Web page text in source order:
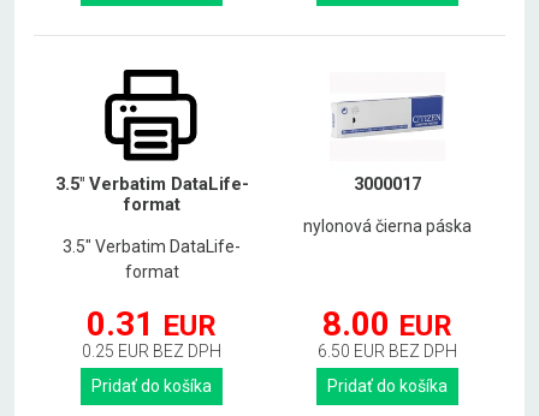
3.5" Verbatim DataLife-
format
3.5" Verbatim DataLife-
format
0.31 EUR
0.25 EUR BEZ DPH
Pridať do košíka
3000017
nylonová čierna páska
8.00 EUR
6.50 EUR BEZ DPH
Pridať do košíka